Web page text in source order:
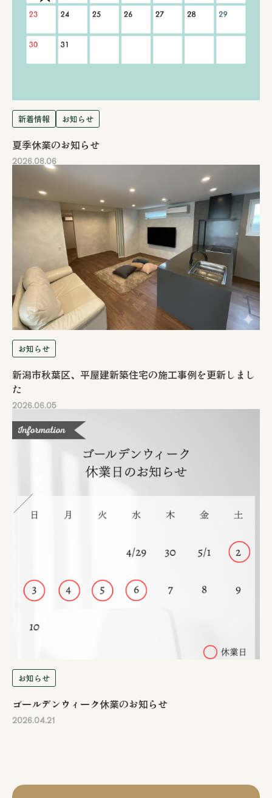
新着情報 お知らせ
夏季休業のお知らせ
2026.08.06
お知らせ
新潟市秋葉区、平屋建新築住宅の施工事例を更新しまし
た
2026.06.05
お知らせ
ゴールデンウィーク休業のお知らせ
2026.04.21